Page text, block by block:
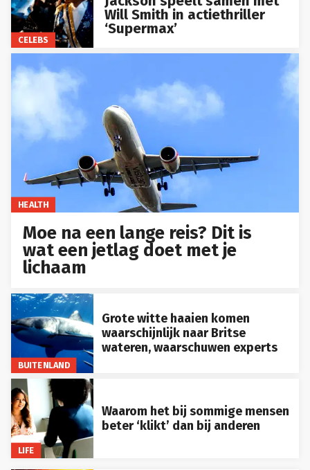
CELEBS
Will Smith in actiethriller
‘Supermax’
HEALTH
Moe na een lange reis? Dit is
wat een jetlag doet met je
lichaam
BUITENLAND
Grote witte haaien komen
waarschijnlijk naar Britse
wateren, waarschuwen experts
LIFE
Waarom het bij sommige mensen
beter ‘klikt’ dan bij anderen